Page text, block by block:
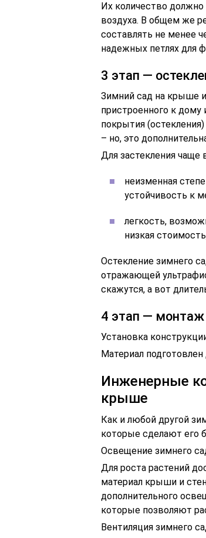
Их количество
воздуха. В общем же
составлять не менее
надежных петлях для
3 этап —
Зимний сад на крыше
пристроенного к дому
покрытия
– но, это
Для застекления чаще
неизменная
устойчивость к
легкость,
низкая
Остекление зимнего
отражающей
скажутся, а вот
4 этап — монтаж
Установка
Материал подготовлен
Инженерные
крыше
Как и любой другой
которые сделают его
Освещение зимнего
Для роста растений
материал крыши и
дополнительного
которые позволяют
Вентиляция зимнего